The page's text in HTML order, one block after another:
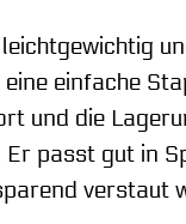
einfache
und die
Er passt gut in
verstaut